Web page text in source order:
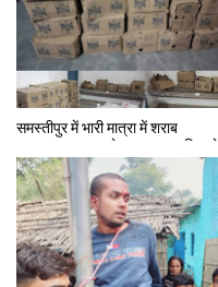
समस्तीपुर में भारी मात्रा में शराब
बरामद,गुप्त सूचना के आधार पर पुलिस ने
मारा छापा